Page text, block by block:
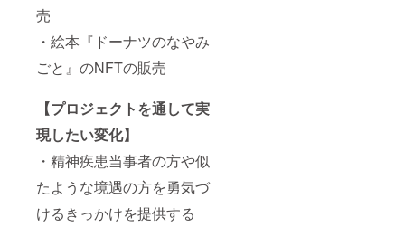
売
・絵本『ドーナツのなやみ
ごと』のNFTの販売
【プロジェクトを通して実
現したい変化】
・精神疾患当事者の方や似
たような境遇の方を勇気づ
けるきっかけを提供する